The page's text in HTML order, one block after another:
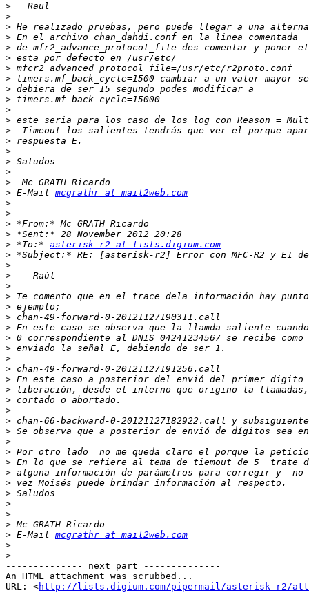
>
>
>
>
>
>
>
>
>
>
>
>
>
>
>
>
>
>
> E-Mail mcgrathr at mail2web.com
>
>
>
>
> *To:* asterisk-r2 at lists.digium.com
>
>
>
>
>
>
>
>
>
>
>
>
>
>
>
>
>
>
>
>
>
>
>
>
>
>
>
> E-Mail mcgrathr at mail2web.com
>
>
-------------- next part --------------
An HTML attachment was scrubbed...
URL: <http://lists.digium.com/pipermail/asterisk-r2/